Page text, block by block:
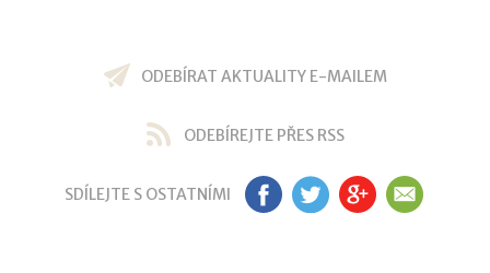
ODEBÍRAT AKTUALITY E-MAILEM
ODEBÍREJTE PŘES RSS
SDÍLEJTE S OSTATNÍMI FB TW GP EM